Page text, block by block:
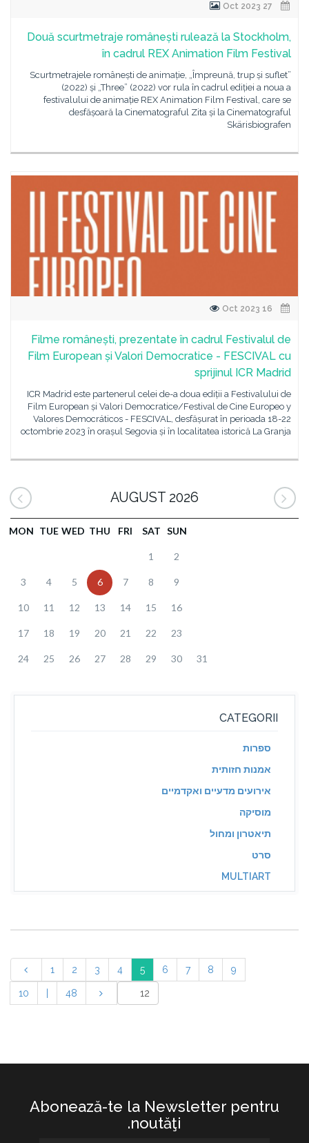
Două scurtmetraje românești rulează la Stockholm,
în cadrul REX Animation Film Festival
Scurtmetrajele românești de animație, „Împreună, trup și suflet”
(2022) și „Three” (2022) vor rula în cadrul ediției a noua a
festivalului de animație REX Animation Film Festival, care se
desfășoară la Cinematograful Zita și la Cinematograful
Skärisbiografen
Filme românești, prezentate în cadrul Festivalul de
Film European și Valori Democratice - FESCIVAL cu
sprijinul ICR Madrid
ICR Madrid este partenerul celei de-a doua ediții a Festivalului de
Film European și Valori Democratice/Festival de Cine Europeo y
Valores Democráticos - FESCIVAL, desfășurat în perioada 18-22
octombrie 2023 în orașul Segovia și în localitatea istorică La Granja
AUGUST 2026
MON TUE WED THU FRI SAT SUN
1 2
3 4 5 6 7 8 9
10 11 12 13 14 15 16
17 18 19 20 21 22 23
24 25 26 27 28 29 30 31
CATEGORII
ספרות
אמנות חזותית
אירועים מדעיים ואקדמיים
מוסיקה
תיאטרון ומחול
סרט
MULTIART
1 2 3 4 5 6 7 8 9
10 48
Abonează-te la Newsletter pentru
noutăţi.